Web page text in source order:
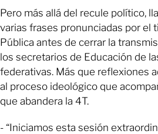
Pero más allá del recule político,
varias frases pronunciadas por el
Pública antes de cerrar la
los secretarios de Educación de
federativas. Más que reflexiones
al proceso ideológico que
que abandera la 4T.
- “Iniciamos esta sesión